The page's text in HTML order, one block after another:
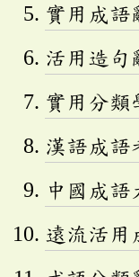
實用成語
活用造句
實用分類
漢語成語
中國成語
遠流活用